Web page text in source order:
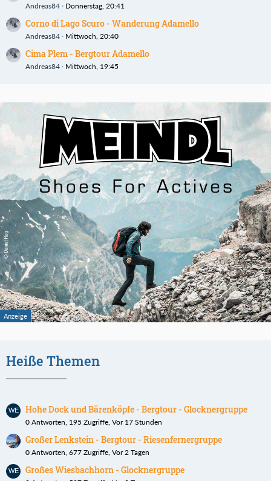
Andreas84 Donnerstag, 20:41
Corno di Lago Scuro - Wanderung Adamello
Andreas84 Mittwoch, 20:40
Cima Plem - Bergtour Adamello
Andreas84 Mittwoch, 19:45
Heiße Themen
Hohe Dock und Bärenköpfe - Bergtour - Glocknergruppe
0 Antworten, 195 Zugriffe, Vor 17 Stunden
Großer Lenkstein - Bergtour - Riesenfernergruppe
0 Antworten, 677 Zugriffe, Vor 2 Tagen
Großes Wiesbachhorn - Glocknergruppe